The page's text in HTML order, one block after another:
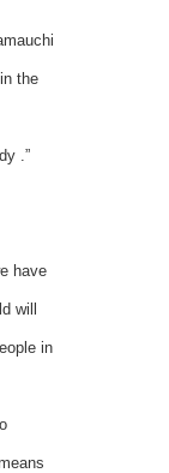
the
.”
have
will
in